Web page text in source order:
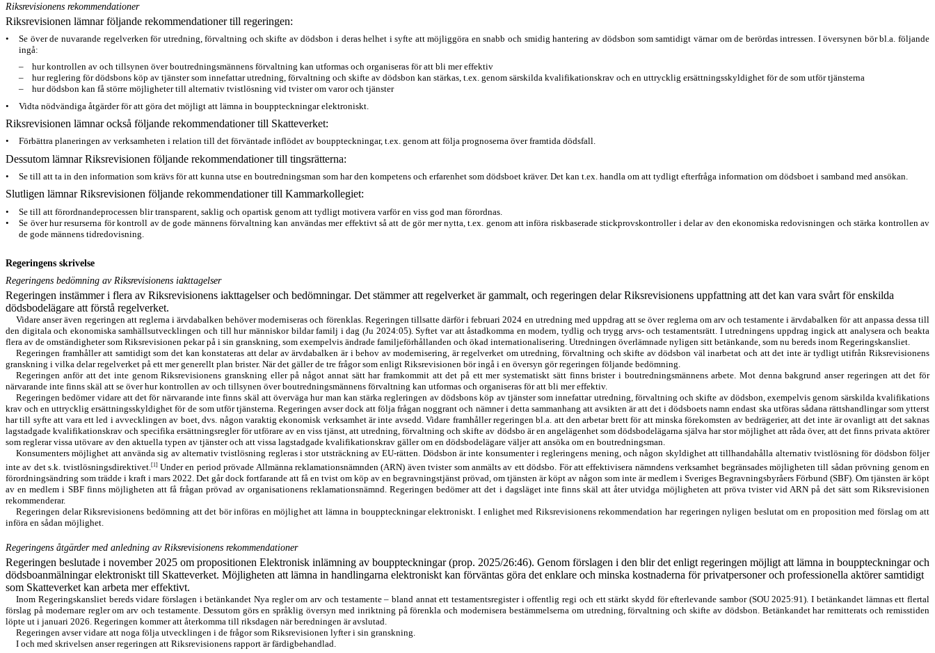
Riksrevisionens rekommendationer
Riksrevisionen lämnar följande rekommendationer till regeringen:
•
Se över de nuvarande regelverken för utredning, förvaltning och skifte av dödsbon i deras helhet i syfte att möjliggöra en snabb och smidig hantering av dödsbon som samtidigt värnar om de berördas intressen. I översynen bör bl.a. följande
ingå:
– hur kontrollen av och tillsynen över boutredningsmännens förvaltning kan utformas och organiseras för att bli mer effektiv
– hur reglering för dödsbons köp av tjänster som innefattar utredning, förvaltning och skifte av dödsbon kan stärkas, t.ex. genom särskilda kvalifikationskrav och en uttrycklig ersättningsskyldighet för de som utför tjänsterna
– hur dödsbon kan få större möjligheter till alternativ tvistlösning vid tvister om varor och tjänster
• Vidta nödvändiga åtgärder för att göra det möjligt att lämna in bouppteckningar elektroniskt.
Riksrevisionen lämnar också följande rekommendationer till Skatteverket:
• Förbättra planeringen av verksamheten i relation till det förväntade inflödet av bouppteckningar, t.ex. genom att följa prognoserna över framtida dödsfall.
Dessutom lämnar Riksrevisionen följande rekommendationer till tingsrätterna:
• Se till att ta in den information som krävs för att kunna utse en boutredningsman som har den kompetens och erfarenhet som dödsboet kräver. Det kan t.ex. handla om att tydligt efterfråga information om dödsboet i samband med ansökan.
Slutligen lämnar Riksrevisionen följande rekommendationer till Kammarkollegiet:
• Se till att förordnandeprocessen blir transparent, saklig och opartisk genom att tydligt motivera varför en viss god man förordnas.
• Se över hur resurserna för kontroll av de gode männens förvaltning kan användas mer effektivt så att de gör mer nytta, t.ex. genom att införa riskbaserade stickprovskontroller i delar av den ekonomiska redovisningen och stärka kontrollen av
de gode männens tidredovisning.
Regeringens skrivelse
Regeringens bedömning av Riksrevisionens iakttagelser
Regeringen instämmer i flera av Riksrevisionens iakttagelser och bedömningar. Det stämmer att regelverket är gammalt, och regeringen delar Riksrevisionens uppfattning att det kan vara svårt för enskilda
dödsbodelägare att förstå regelverket.
Vidare anser även regeringen att reglerna i ärvdabalken behöver moderniseras och förenklas. Regeringen tillsatte därför i februari 2024 en utredning med uppdrag att se över reglerna om arv och testamente i ärvdabalken för att anpassa dessa till
den digitala och ekonomiska samhällsutvecklingen och till hur människor bildar familj i dag (Ju 2024:05). Syftet var att åstadkomma en modern, tydlig och trygg arvs- och testamentsrätt. I utredningens uppdrag ingick att analysera och beakta
flera av de omständigheter som Riksrevisionen pekar på i sin granskning, som exempelvis ändrade familjeförhållanden och ökad internationalisering. Utredningen överlämnade nyligen sitt betänkande, som nu bereds inom Regeringskansliet.
Regeringen framhåller att samtidigt som det kan konstateras att delar av ärvdabalken är i behov av modernisering, är regelverket om utredning, förvaltning och skifte av dödsbon väl inarbetat och att det inte är tydligt utifrån Riksrevisionens
granskning i vilka delar regelverket på ett mer generellt plan brister. När det gäller de tre frågor som enligt Riksrevisionen bör ingå i en översyn gör regeringen följande bedömning.
Regeringen anför att det inte genom Riksrevisionens granskning eller på något annat sätt har framkommit att det på ett mer systematiskt sätt finns brister i boutredningsmännens arbete. Mot denna bakgrund anser regeringen att det för
närvarande inte finns skäl att se över hur kontrollen av och tillsynen över boutredningsmännens förvaltning kan utformas och organiseras för att bli mer effektiv.
Regeringen bedömer vidare att det för närvarande inte finns skäl att överväga hur man kan stärka regleringen av dödsbons köp av tjänster som innefattar utredning, förvaltning och skifte av dödsbon, exempelvis genom särskilda kvalifikations
krav och en uttrycklig ersättningsskyldighet för de som utför tjänsterna. Regeringen avser dock att följa frågan noggrant och nämner i detta sammanhang att avsikten är att det i dödsboets namn endast ska utföras sådana rättshandlingar som ytterst
har till syfte att vara ett led i avvecklingen av boet, dvs. någon varaktig ekonomisk verksamhet är inte avsedd. Vidare framhåller regeringen bl.a. att den arbetar brett för att minska förekomsten av bedrägerier, att det inte är ovanligt att det saknas
lagstadgade kvalifikationskrav och specifika ersättningsregler för utförare av en viss tjänst, att utredning, förvaltning och skifte av dödsbo är en angelägenhet som dödsbodelägarna själva har stor möjlighet att råda över, att det finns privata aktörer
som reglerar vissa utövare av den aktuella typen av tjänster och att vissa lagstadgade kvalifikationskrav gäller om en dödsbodelägare väljer att ansöka om en boutredningsman.
Konsumenters möjlighet att använda sig av alternativ tvistlösning regleras i stor utsträckning av EU-rätten. Dödsbon är inte konsumenter i regleringens mening, och någon skyldighet att tillhandahålla alternativ tvistlösning för dödsbon följer
inte av det s.k. tvistlösningsdirektivet.[1] Under en period prövade Allmänna reklamationsnämnden (ARN) även tvister som anmälts av ett dödsbo. För att effektivisera nämndens verksamhet begränsades möjligheten till sådan prövning genom en
förordningsändring som trädde i kraft i mars 2022. Det går dock fortfarande att få en tvist om köp av en begravningstjänst prövad, om tjänsten är köpt av någon som inte är medlem i Sveriges Begravningsbyråers Förbund (SBF). Om tjänsten är köpt
av en medlem i SBF finns möjligheten att få frågan prövad av organisationens reklamationsnämnd. Regeringen bedömer att det i dagsläget inte finns skäl att åter utvidga möjligheten att pröva tvister vid ARN på det sätt som Riksrevisionen
rekommenderar.
Regeringen delar Riksrevisionens bedömning att det bör införas en möjlighet att lämna in bouppteckningar elektroniskt. I enlighet med Riksrevisionens rekommendation har regeringen nyligen beslutat om en proposition med förslag om att
införa en sådan möjlighet.
Regeringens åtgärder med anledning av Riksrevisionens rekommendationer
Regeringen beslutade i november 2025 om propositionen Elektronisk inlämning av bouppteckningar (prop. 2025/26:46). Genom förslagen i den blir det enligt regeringen möjligt att lämna in bouppteckningar och
dödsboanmälningar elektroniskt till Skatteverket. Möjligheten att lämna in handlingarna elektroniskt kan förväntas göra det enklare och minska kostnaderna för privatpersoner och professionella aktörer samtidigt
som Skatteverket kan arbeta mer effektivt.
Inom Regeringskansliet bereds vidare förslagen i betänkandet Nya regler om arv och testamente – bland annat ett testamentsregister i offentlig regi och ett stärkt skydd för efterlevande sambor (SOU 2025:91). I betänkandet lämnas ett flertal
förslag på modernare regler om arv och testamente. Dessutom görs en språklig översyn med inriktning på förenkla och modernisera bestämmelserna om utredning, förvaltning och skifte av dödsbon. Betänkandet har remitterats och remisstiden
löpte ut i januari 2026. Regeringen kommer att återkomma till riksdagen när beredningen är avslutad.
Regeringen avser vidare att noga följa utvecklingen i de frågor som Riksrevisionen lyfter i sin granskning.
I och med skrivelsen anser regeringen att Riksrevisionens rapport är färdigbehandlad.